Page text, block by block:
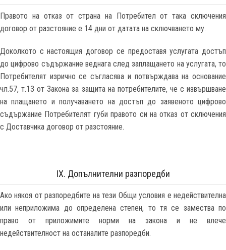
Правото на отказ от страна на Потребител от така сключения
договор от разстояние е 14 дни от датата на сключването му.
Доколкото с настоящия договор се предоставя услугата достъп
до цифрово съдържание веднага след заплащането на услугата, то
Потребителят изрично се съгласява и потвърждава на основание
чл.57, т.13 от Закона за защита на потребителите, че с извършване
на плащането и получаването на достъп до заявеното цифрово
съдържание Потребителят губи правото си на отказ от сключения
с Доставчика договор от разстояние.
IX. Допълнителни разпоредби
Ако някоя от разпоредбите на тези Общи условия е недействителна
или неприложима до определена степен, то тя се замества по
право от приложимите норми на закона и не влече
недействителност на останалите разпоредби.